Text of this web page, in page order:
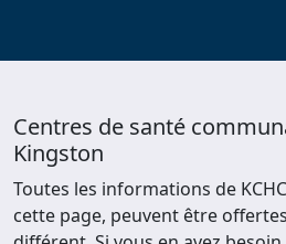
Centres de santé
Kingston
Toutes les informations de
cette page, peuvent être